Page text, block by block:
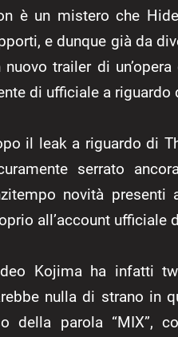
è un mistero che
e dunque già da
nuovo trailer di
di ufficiale a
il leak a riguardo di
serrato
novità
all’account ufficiale
Kojima ha infatti
nulla di strano in
della parola “MIX”,